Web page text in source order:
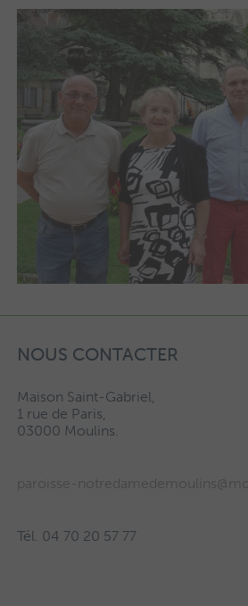
NOUS CONTACTER
Maison Saint-Gabriel,
1 rue de Paris,
03000 Moulins.
paroisse-
Tél. 04 70 20 57 77